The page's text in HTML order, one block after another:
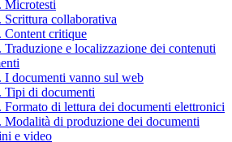
Microtesti
Scrittura collaborativa
Content critique
Traduzione e localizzazione dei contenuti
I documenti vanno sul web
Tipi di documenti
Formato di lettura dei documenti elettronici
Modalità di produzione dei documenti
e video